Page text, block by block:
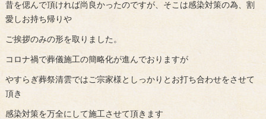
昔を偲んで頂ければ尚良かったのですが、そこは感染対策の為、割
愛しお持ち帰りや
ご挨拶のみの形を取りました。
コロナ禍で葬儀施工の簡略化が進んでおりますが
やすらぎ葬祭清雲ではご宗家様としっかりとお打ち合わせをさせて
頂き
感染対策を万全にして施工させて頂きます